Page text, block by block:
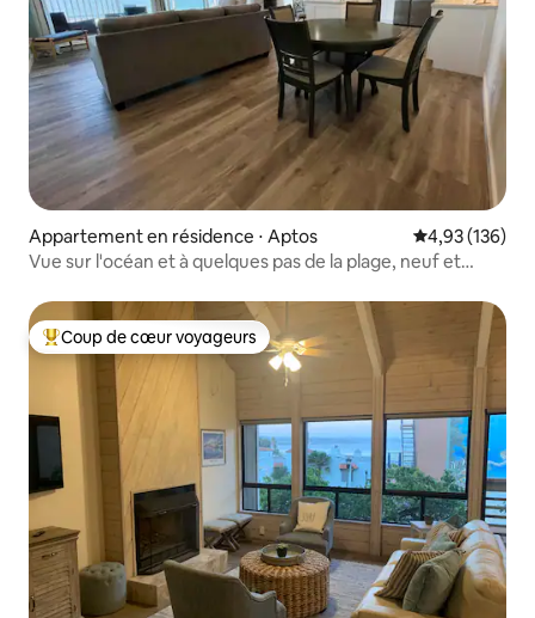
Appartement en résidence ⋅ Aptos Évaluation
4,93 (136)
Vue sur l'océan et à quelques pas de la plage, neuf et
Coups de cœur voyageurs les plus appréciés
Coup de cœur voyageurs